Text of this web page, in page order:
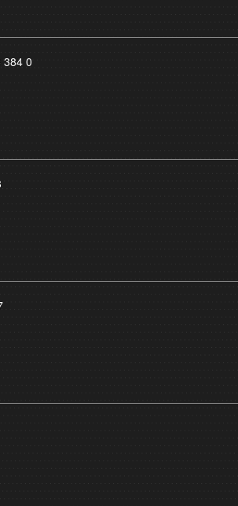
384 0